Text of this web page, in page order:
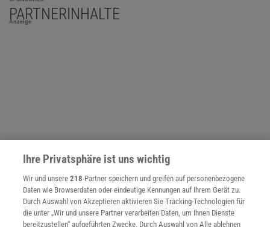
PARTNERINHALTE
Anzeige
NACH OBEN
Ihre Privatsphäre ist uns wichtig
Wir und unsere218-Partner speichern und greifen auf personenbezogene
Daten wie Browserdaten oder eindeutige Kennungen auf Ihrem Gerät zu.
Durch Auswahl von Akzeptieren aktivieren Sie Tracking-Technologien für
die unter „Wir und unsere Partner verarbeiten Daten, um Ihnen Dienste
bereitzustellen“ aufgeführten Zwecke. Durch Auswahl von Alle ablehnen